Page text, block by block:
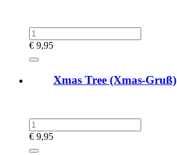
€ 9,95
Xmas Tree (Xmas-Gruß)
€ 9,95